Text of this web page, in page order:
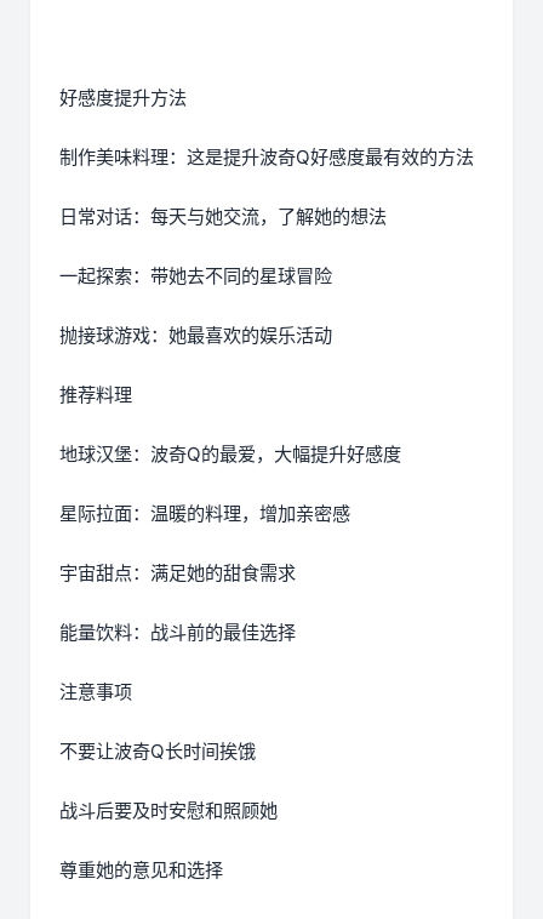
好感度提升方法
制作美味料理：这是提升波奇Q好感度最有效的方法
日常对话：每天与她交流，了解她的想法
一起探索：带她去不同的星球冒险
抛接球游戏：她最喜欢的娱乐活动
推荐料理
地球汉堡：波奇Q的最爱，大幅提升好感度
星际拉面：温暖的料理，增加亲密感
宇宙甜点：满足她的甜食需求
能量饮料：战斗前的最佳选择
注意事项
不要让波奇Q长时间挨饿
战斗后要及时安慰和照顾她
尊重她的意见和选择